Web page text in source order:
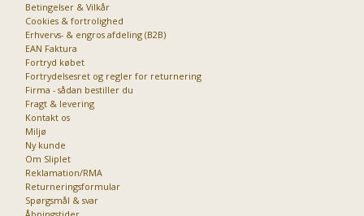
Betingelser & Vilkår
Cookies & fortrolighed
Erhvervs- & engros afdeling (B2B)
EAN Faktura
Fortryd købet
Fortrydelsesret og regler for returnering
Firma - sådan bestiller du
Fragt & levering
Kontakt os
Miljø
Ny kunde
Om Sliplet
Reklamation/RMA
Returneringsformular
Spørgsmål & svar